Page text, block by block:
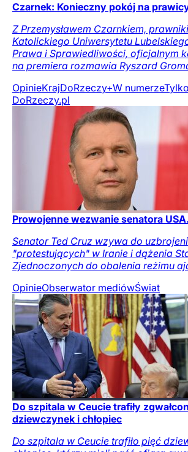
Czarnek: Konieczny pokój na
Z Przemysławem Czarnkiem,
Katolickiego Uniwersytetu
Prawa i Sprawiedliwości, oficjalnym
na premiera rozmawia Ryszard
OpinieKrajDoRzeczy+W numerze
DoRzeczy.pl
Prowojenne wezwanie senatora
Senator Ted Cruz wzywa do
"protestujących" w Iranie i dążenia
Zjednoczonych do obalenia reżimu
OpinieObserwator mediówŚwiat
Do szpitala w Ceucie trafiły
dziewczynek i chłopiec
Do szpitala w Ceucie trafiło pięć